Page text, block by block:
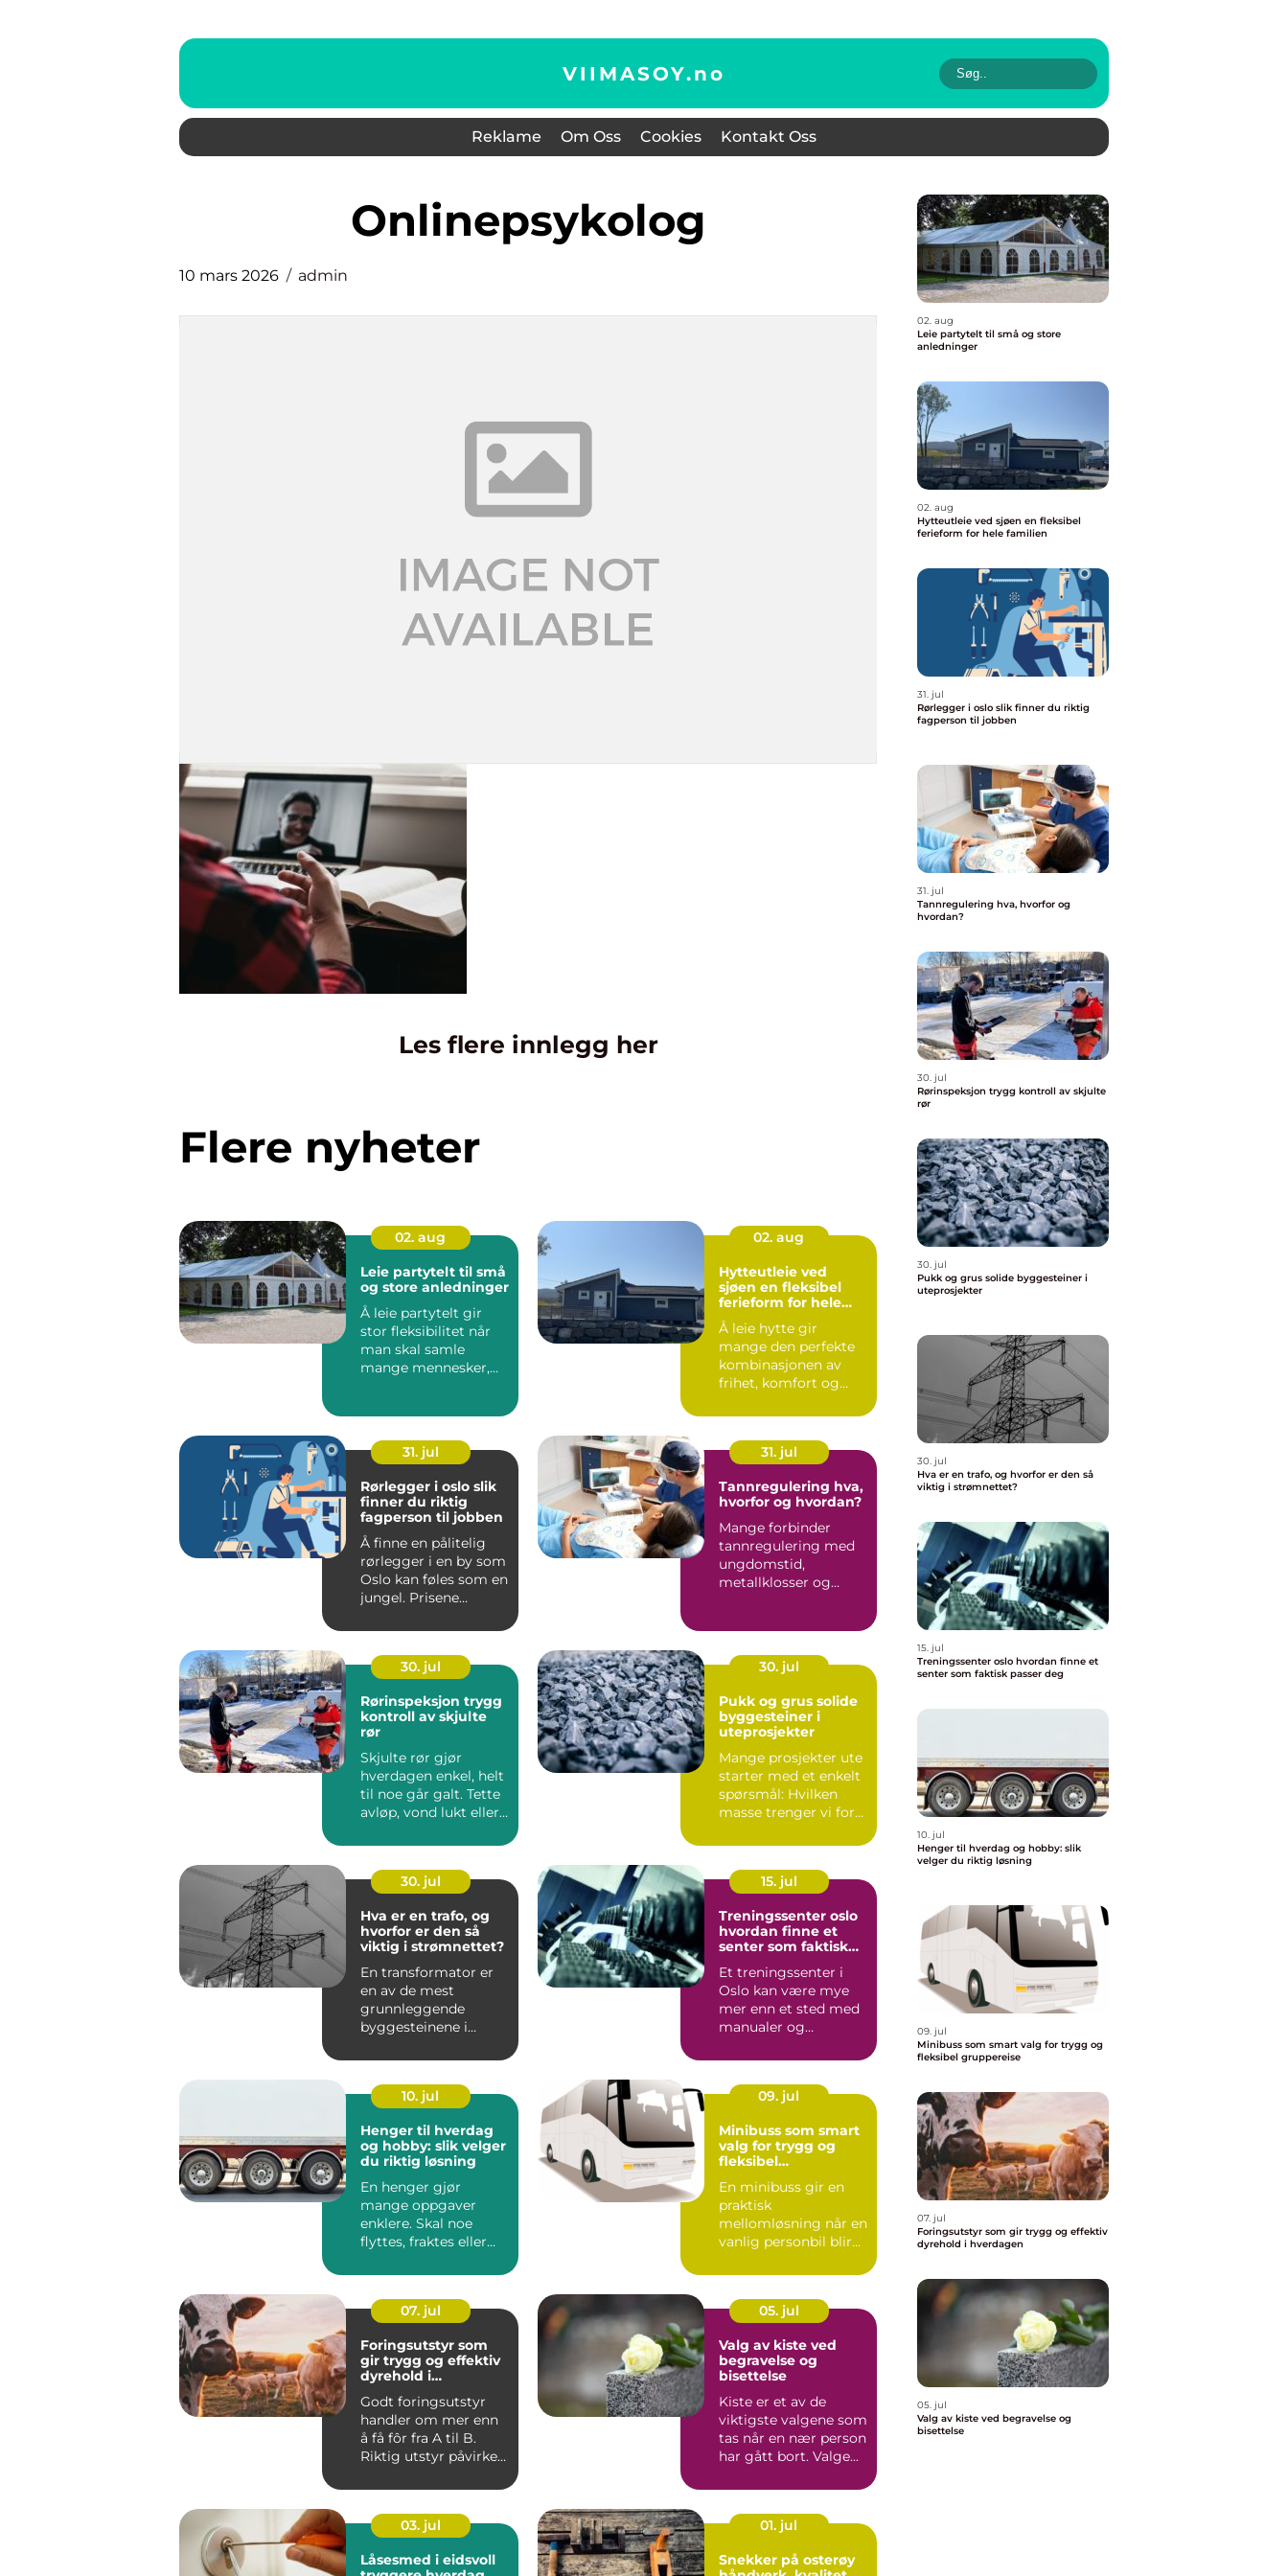
VIIMASOY.no
Reklame Om Oss Cookies Kontakt Oss
Onlinepsykolog
10 mars 2026 admin
Les flere innlegg her
Flere nyheter
02. aug
Leie partytelt til små
og store anledninger
Å leie partytelt gir
stor fleksibilitet når
man skal samle
mange mennesker,
02. aug
Hytteutleie ved
sjøen en fleksibel
ferieform for hele
familien
Å leie hytte gir
mange den perfekte
kombinasjonen av
frihet, komfort og
Flere ve...
31. jul
Rørlegger i oslo slik
finner du riktig
fagperson til jobben
Å finne en pålitelig
rørlegger i en by som
Oslo kan føles som en
jungel. Prisene
31. jul
Tannregulering hva,
hvorfor og hvordan?
Mange forbinder
tannregulering med
ungdomstid,
metallklosser og
30. jul
Rørinspeksjon trygg
kontroll av skjulte
rør
Skjulte rør gjør
hverdagen enkel, helt
til noe går galt. Tette
avløp, vond lukt eller
30. jul
Pukk og grus solide
byggesteiner i
uteprosjekter
Mange prosjekter ute
starter med et enkelt
spørsmål: Hvilken
masse trenger vi for
30. jul
Hva er en trafo, og
hvorfor er den så
viktig i strømnettet?
En transformator er
en av de mest
grunnleggende
byggesteinene i
vår. U...
15. jul
Treningssenter oslo
hvordan finne et
senter som faktisk
Et treningssenter i
Oslo kan være mye
mer enn et sted med
manualer og
mange handler...
10. jul
Henger til hverdag
og hobby: slik velger
du riktig løsning
En henger gjør
mange oppgaver
enklere. Skal noe
flyttes, fraktes eller
blir alt ...
09. jul
Minibuss som smart
valg for trygg og
fleksibel
En minibuss gir en
praktisk
mellomløsning når en
vanlig personbil blir
turbus...
07. jul
Foringsutstyr som
gir trygg og effektiv
dyrehold i
Godt foringsutstyr
handler om mer enn
å få fôr fra A til B.
Riktig utstyr påvirker
05. jul
Valg av kiste ved
begravelse og
bisettelse
Kiste er et av de
viktigste valgene som
tas når en nær person
har gått bort. Valge...
03. jul
Låsesmed i eidsvoll
01. jul
Snekker på osterøy
02. aug
Leie partytelt til små og store
anledninger
02. aug
Hytteutleie ved sjøen en fleksibel
ferieform for hele familien
31. jul
Rørlegger i oslo slik finner du riktig
fagperson til jobben
31. jul
Tannregulering hva, hvorfor og
hvordan?
30. jul
Rørinspeksjon trygg kontroll av skjulte
rør
30. jul
Pukk og grus solide byggesteiner i
uteprosjekter
30. jul
Hva er en trafo, og hvorfor er den så
viktig i strømnettet?
15. jul
Treningssenter oslo hvordan finne et
senter som faktisk passer deg
10. jul
Henger til hverdag og hobby: slik
velger du riktig løsning
09. jul
Minibuss som smart valg for trygg og
fleksibel gruppereise
07. jul
Foringsutstyr som gir trygg og effektiv
dyrehold i hverdagen
05. jul
Valg av kiste ved begravelse og
bisettelse